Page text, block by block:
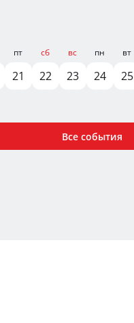
пт
21
сб
22
вс
23
пн
24
вт
25
Все события